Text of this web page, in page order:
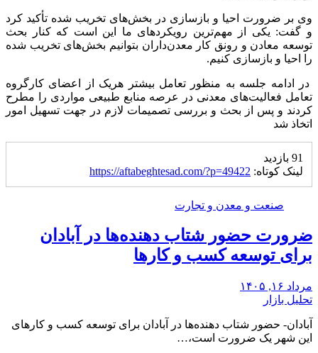
وی بر ضرورت احیا و بازسازی در بخش‌های تخریب شده تأکید کرد
و گفت: یکی از مهم‌ترین رویکردهای ما این است که کنار بحث
توسعه معادن و رونق کار معدن‌داران بتوانیم بخش‌های تخریب شده
را احیا و بازسازی کنیم.
در ادامه جلسه به منظور تعامل بیشتر هریک از اعضای کارگروه
تعامل فعالیت‌های معدنی در عرصه منابع طبیعی مواردی را مطرح
کردند و پس از بحث و بررسی تصمیمات لازم در جهت تسهیل امور
اتخاذ شد
91 بازدید
لینک کوتاه: https://aftabeghtesad.com/?p=49422
صنعت و معدن و تجارت
ضرورت حضور شتاب ‌دهنده‌ها در آبادان
برای توسعه کسب‌ و کارها
مرداد ۱۶, ۱۴۰۵
تحلیل بازار
آبادان- حضور شتاب‌ دهنده‌ها در آبادان برای توسعه کسب‌ و کارهای
این شهر یک ضرورت است،…